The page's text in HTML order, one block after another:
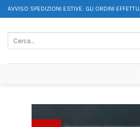
AVVISO SPEDIZIONI ESTIVE: GLI ORDINI